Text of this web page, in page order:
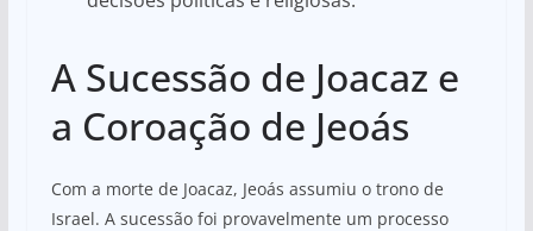
A Sucessão de Joacaz e
a Coroação de Jeoás
Com a morte de Joacaz, Jeoás assumiu o trono de
Israel. A sucessão foi provavelmente um processo